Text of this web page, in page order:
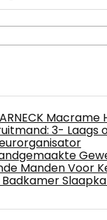
Macrame
3- Laags
Manden Voor